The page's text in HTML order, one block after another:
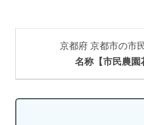
京都府 京都市の市
名称【市民農園